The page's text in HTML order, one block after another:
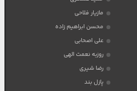
مازیار فلاحی
محسن ابراهیم زاده
علی اصحابی
روزبه نعمت الهی
رضا شیری
پازل بند